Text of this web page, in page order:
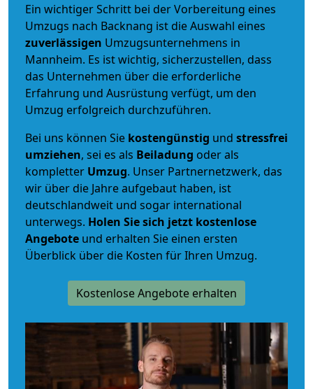
Ein wichtiger Schritt bei der Vorbereitung eines
Umzugs nach Backnang ist die Auswahl eines
zuverlässigen Umzugsunternehmens in
Mannheim. Es ist wichtig, sicherzustellen, dass
das Unternehmen über die erforderliche
Erfahrung und Ausrüstung verfügt, um den
Umzug erfolgreich durchzuführen.
Bei uns können Sie kostengünstig und stressfrei
umziehen, sei es als Beiladung oder als
kompletter Umzug. Unser Partnernetzwerk, das
wir über die Jahre aufgebaut haben, ist
deutschlandweit und sogar international
unterwegs. Holen Sie sich jetzt kostenlose
Angebote und erhalten Sie einen ersten
Überblick über die Kosten für Ihren Umzug.
Kostenlose Angebote erhalten